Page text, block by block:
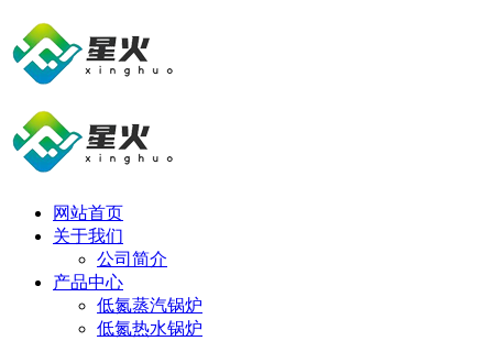
网站首页
关于我们
公司简介
产品中心
低氮蒸汽锅炉
低氮热水锅炉